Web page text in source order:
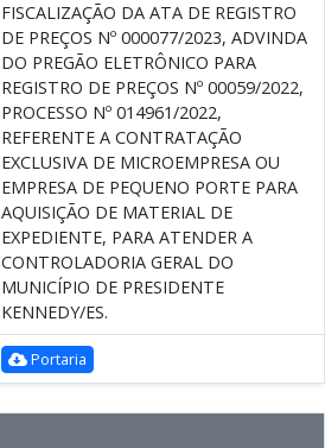
FISCALIZAÇÃO DA ATA DE REGISTRO
DE PREÇOS Nº 000077/2023, ADVINDA
DO PREGÃO ELETRÔNICO PARA
REGISTRO DE PREÇOS Nº 00059/2022,
PROCESSO Nº 014961/2022,
REFERENTE A CONTRATAÇÃO
EXCLUSIVA DE MICROEMPRESA OU
EMPRESA DE PEQUENO PORTE PARA
AQUISIÇÃO DE MATERIAL DE
EXPEDIENTE, PARA ATENDER A
CONTROLADORIA GERAL DO
MUNICÍPIO DE PRESIDENTE
KENNEDY/ES.
Portaria